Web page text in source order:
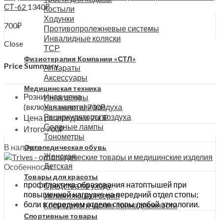
Костыли
Ходунки
Противопролежневые системы
Инвалидные коляски
ТСР
Физиотерапия Компании «СТЛ»
Аппараты
Аксессуары
Медицинская техника
Ингаляторы
Увлажнители воздуха
Рециркуляторы воздуха
Соляные лампы
Тонометры
Ортопедическая обувь
Женская
Детская
Товары для красоты
Средства по уходу
Увлажняющая серия
Косметологические принадлежности
Спортивные товары
СТ-62 1340₽
700₽
Close
Price Summary
Розничная цена
(включая налоги) 700₽
Цена распродажи 700₽
Итого700₽
В наличии
Особенности:
профилактика образования натоптышей при
повышенной нагрузке на передний отдел стопы;
боли в переднем отделе стопы любой этиологии.